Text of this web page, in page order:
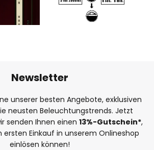
Newsletter
unserer besten Angebote, exklusiven
neusten Beleuchtungstrends. Jetzt
senden Ihnen einen 13%-Gutschein*,
ersten Einkauf in unserem Onlineshop
einlösen können!